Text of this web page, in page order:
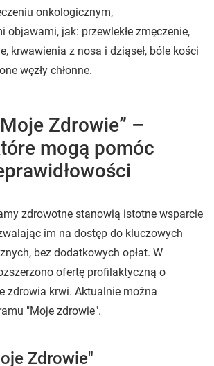
onkologicznym,
objawami, jak: przewlekłe zmęczenie,
krwawienia z nosa i dziąseł, bóle kości
węzły chłonne.
Zdrowie” –
mogą pomóc
zdrowotne stanowią istotne wsparcie
im na dostęp do kluczowych
bez dodatkowych opłat. W
ofertę profilaktyczną o
zdrowia krwi. Aktualnie można
"Moje zdrowie".
Zdrowie"